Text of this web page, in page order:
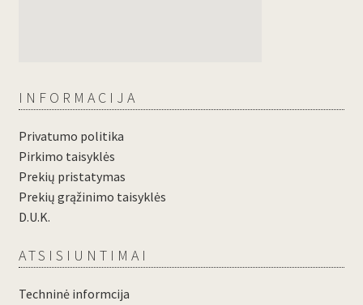
INFORMACIJA
Privatumo politika
Pirkimo taisyklės
Prekių pristatymas
Prekių grąžinimo taisyklės
D.U.K.
ATSISIUNTIMAI
Techninė informcija